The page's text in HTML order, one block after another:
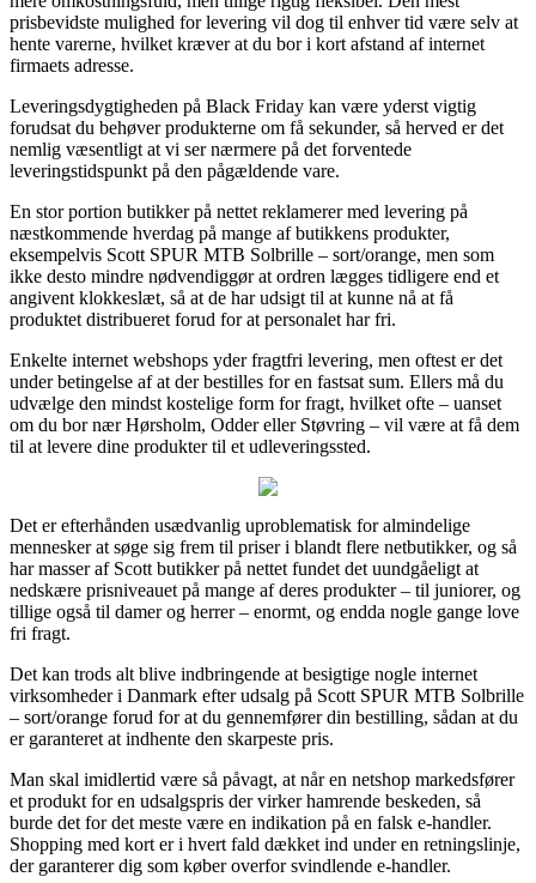
prisbevidste mulighed for levering vil dog til enhver tid være selv at
hente varerne, hvilket kræver at du bor i kort afstand af internet
firmaets adresse.
Leveringsdygtigheden på Black Friday kan være yderst vigtig
forudsat du behøver produkterne om få sekunder, så herved er det
nemlig væsentligt at vi ser nærmere på det forventede
leveringstidspunkt på den pågældende vare.
En stor portion butikker på nettet reklamerer med levering på
næstkommende hverdag på mange af butikkens produkter,
eksempelvis Scott SPUR MTB Solbrille – sort/orange, men som
ikke desto mindre nødvendiggør at ordren lægges tidligere end et
angivent klokkeslæt, så at de har udsigt til at kunne nå at få
produktet distribueret forud for at personalet har fri.
Enkelte internet webshops yder fragtfri levering, men oftest er det
under betingelse af at der bestilles for en fastsat sum. Ellers må du
udvælge den mindst kostelige form for fragt, hvilket ofte – uanset
om du bor nær Hørsholm, Odder eller Støvring – vil være at få dem
til at levere dine produkter til et udleveringssted.
Det er efterhånden usædvanlig uproblematisk for almindelige
mennesker at søge sig frem til priser i blandt flere netbutikker, og så
har masser af Scott butikker på nettet fundet det uundgåeligt at
nedskære prisniveauet på mange af deres produkter – til juniorer, og
tillige også til damer og herrer – enormt, og endda nogle gange love
fri fragt.
Det kan trods alt blive indbringende at besigtige nogle internet
virksomheder i Danmark efter udsalg på Scott SPUR MTB Solbrille
– sort/orange forud for at du gennemfører din bestilling, sådan at du
er garanteret at indhente den skarpeste pris.
Man skal imidlertid være så påvagt, at når en netshop markedsfører
et produkt for en udsalgspris der virker hamrende beskeden, så
burde det for det meste være en indikation på en falsk e-handler.
Shopping med kort er i hvert fald dækket ind under en retningslinje,
der garanterer dig som køber overfor svindlende e-handler.